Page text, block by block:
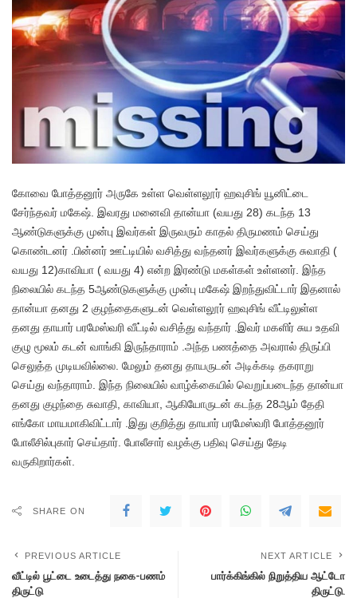
கோவை போத்தனூர் அருகே உள்ள வெள்ளலூர் ஹவுசிங் யூனிட்டை
சேர்ந்தவர் மகேஷ். இவரது மனைவி தான்யா (வயது 28) கடந்த 13
ஆண்டுகளுக்கு முன்பு இவர்கள் இருவரும் காதல் திருமணம் செய்து
கொண்டனர் .பின்னர் ஊட்டியில் வசித்து வந்தனர் இவர்களுக்கு சுவாதி (
வயது 12)காவியா ( வயது 4) என்ற இரண்டு மகள்கள் உள்ளனர். இந்த
நிலையில் கடந்த 5ஆண்டுகளுக்கு முன்பு மகேஷ் இறந்துவிட்டார் இதனால்
தான்யா தனது 2 குழந்தைகளுடன் வெள்ளலூர் ஹவுசிங் வீட்டிலுள்ள
தனது தாயார் பரமேஸ்வரி வீட்டில் வசித்து வந்தார் .இவர் மகளிர் சுய உதவி
குழு மூலம் கடன் வாங்கி இருந்தாராம் .அந்த பணத்தை அவரால் திருப்பி
செலுத்த முடியவில்லை. மேலும் தனது தாயருடன் அடிக்கடி தகராறு
செய்து வந்தாராம். இந்த நிலையில் வாழ்க்கையில் வெறுப்படைந்த தான்யா
தனது குழந்தை சுவாதி, காவியா, ஆகியோருடன் கடந்த 28ஆம் தேதி
எங்கோ மாயமாகிவிட்டார் .இது குறித்து தாயார் பரமேஸ்வரி போத்தனூர்
போலீசில்புகார் செய்தார். போலீசார் வழக்கு பதிவு செய்து தேடி
வருகிறார்கள்.
SHARE ON
PREVIOUS ARTICLE
வீட்டில் பூட்டை உடைத்து நகை-பணம்
திருட்டு
NEXT ARTICLE
பார்க்கிங்கில் நிறுத்திய ஆட்டோ
திருட்டு.